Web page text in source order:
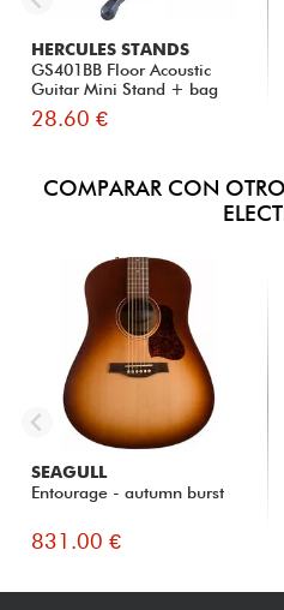
HERCULES STANDS
GS401BB Floor Acoustic
Guitar Mini Stand + bag
28.60 €
COMPARAR CON
SEAGULL
Entourage - autumn burst
831.00 €